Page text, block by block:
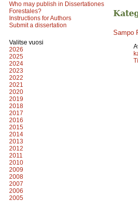
Who may publish in Dissertationes
Forestales?
Instructions for Authors
Submit a dissertation
Valitse vuosi
2026
2025
2024
2023
2022
2021
2020
2019
2018
2017
2016
2015
2014
2013
2012
2011
2010
2009
2008
2007
2006
2005
Sampo